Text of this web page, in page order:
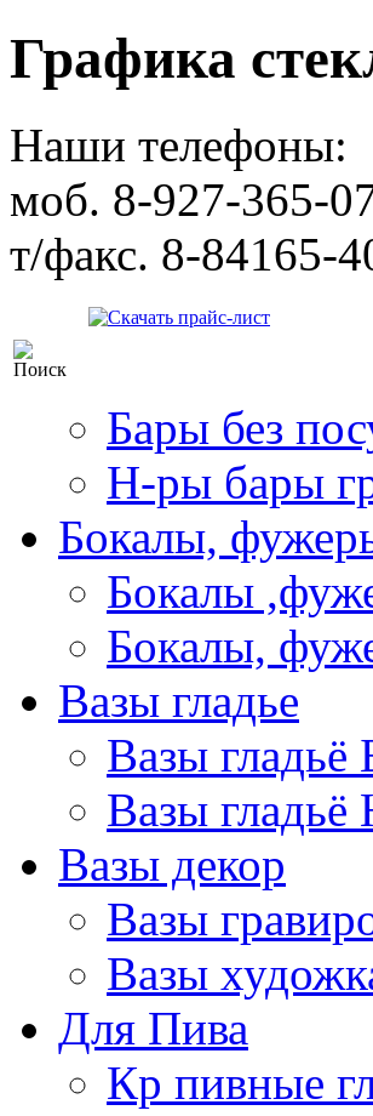
Графика
Наши телефоны:
моб. 8-927-365-
т/факс. 8-84165-
Бары без
Н-ры бары
Бокалы,
Бокалы
Бокалы,
Вазы гладье
Вазы гладьё
Вазы гладьё
Вазы декор
Вазы
Вазы
Для Пива
Кр пивные